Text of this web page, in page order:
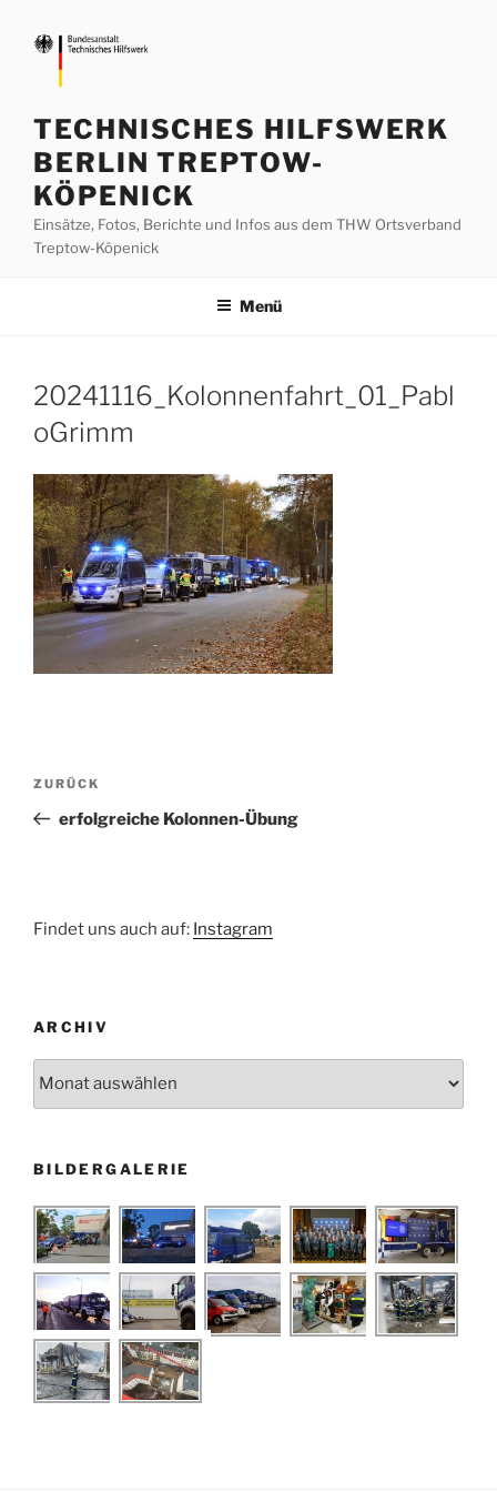
Inhalt
springen
TECHNISCHES HILFSWERK
BERLIN TREPTOW-
KÖPENICK
Einsätze, Fotos, Berichte und Infos aus dem THW Ortsverband
Treptow-Köpenick
Menü
20241116_Kolonnenfahrt_01_Pabl
oGrimm
Beitragsnavigation
Vorheriger
Beitrag
ZURÜCK
erfolgreiche Kolonnen-Übung
Findet uns auch auf: Instagram
ARCHIV
BILDERGALERIE